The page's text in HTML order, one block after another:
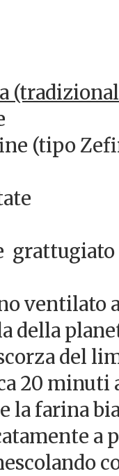
(tipo
grattugiato
ventilato a
della
del
20 minuti
la farina
a